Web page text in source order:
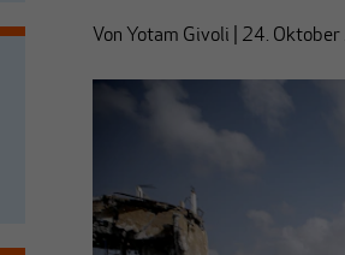
Von Yotam Givoli 24.